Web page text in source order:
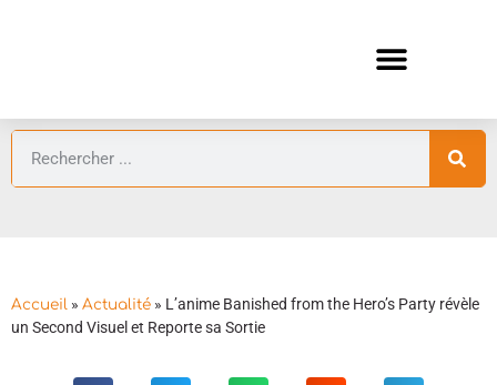
Accueil » Actualité » L’anime Banished from the Hero’s Party révèle
un Second Visuel et Reporte sa Sortie